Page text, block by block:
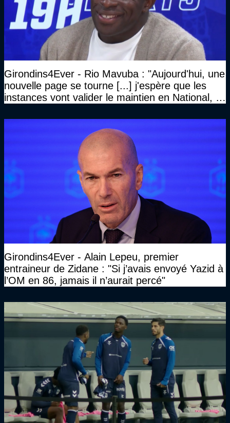
Girondins4Ever - Rio Mavuba : "Aujourd'hui, une
nouvelle page se tourne [...] j'espère que les
instances vont valider le maintien en National, et
haut niveau"
Girondins4Ever - Alain Lepeu, premier
entraineur de Zidane : "Si j’avais envoyé Yazid à
l’OM en 86, jamais il n’aurait percé"